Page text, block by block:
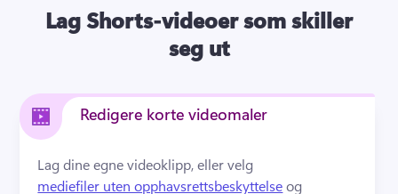
Lag Shorts-videoer som skiller
seg ut
Redigere korte videomaler
Lag dine egne videoklipp, eller velg
mediefiler uten opphavsrettsbeskyttelse og